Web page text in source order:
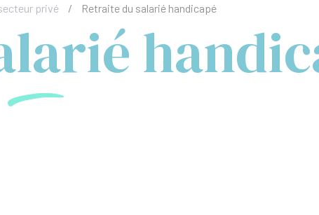
privé / Retraite du salarié handicapé